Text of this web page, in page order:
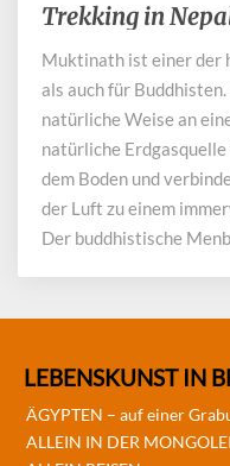
Trekking
Nepal:
das
heilige
Muktinath
Trekking in
Muktinath ist einer der
als auch für
natürliche Weise an
natürliche
dem Boden und
der Luft zu einem
Der buddhistische
LEBENSKUNST IN
ÄGYPTEN – auf einer
ALLEIN IN DER MONGOLEI